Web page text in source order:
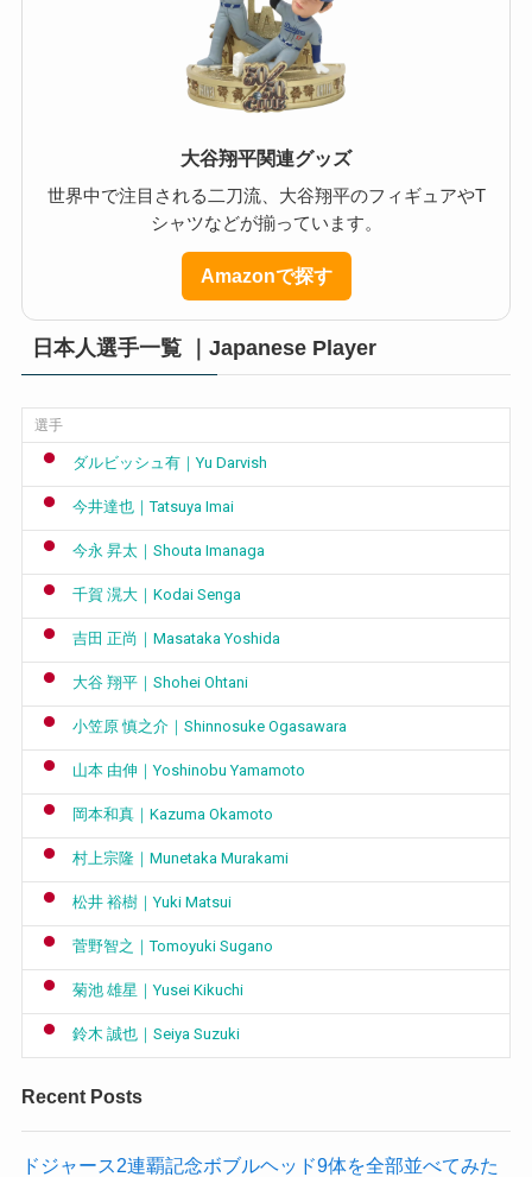
大谷翔平関連グッズ
世界中で注目される二刀流、大谷翔平のフィギュアやT
シャツなどが揃っています。
Amazonで探す
日本人選手一覧 ｜Japanese Player
選手
ダルビッシュ有｜Yu Darvish
今井達也｜Tatsuya Imai
今永 昇太｜Shouta Imanaga
千賀 滉大｜Kodai Senga
吉田 正尚｜Masataka Yoshida
大谷 翔平｜Shohei Ohtani
小笠原 慎之介｜Shinnosuke Ogasawara
山本 由伸｜Yoshinobu Yamamoto
岡本和真｜Kazuma Okamoto
村上宗隆｜Munetaka Murakami
松井 裕樹｜Yuki Matsui
菅野智之｜Tomoyuki Sugano
菊池 雄星｜Yusei Kikuchi
鈴木 誠也｜Seiya Suzuki
Recent Posts
ドジャース2連覇記念ボブルヘッド9体を全部並べてみた